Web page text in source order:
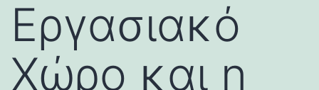
Εργασιακό
Χώρο και η